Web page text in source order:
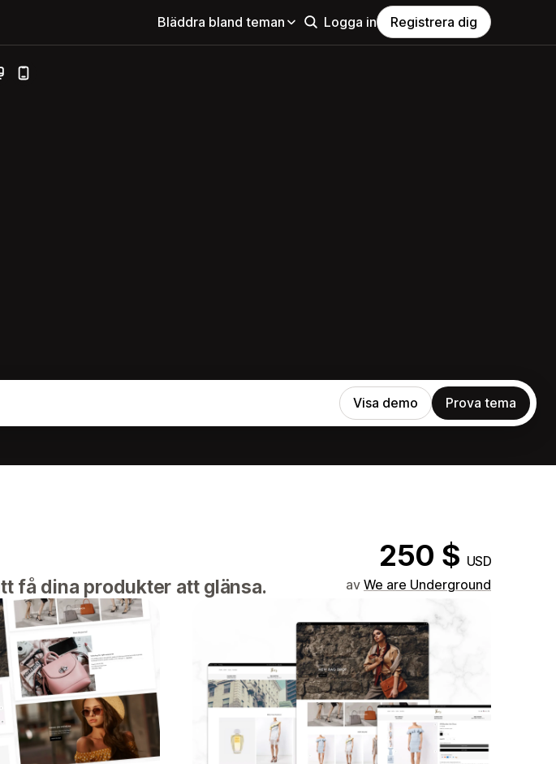
Bläddra bland teman Logga in Registrera dig
Visa demo Prova tema
250 $ USD
få dina produkter att glänsa. av We are Underground